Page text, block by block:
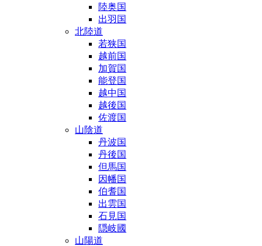
陸奥国
出羽国
北陸道
若狭国
越前国
加賀国
能登国
越中国
越後国
佐渡国
山陰道
丹波国
丹後国
但馬国
因幡国
伯耆国
出雲国
石見国
隠岐國
山陽道